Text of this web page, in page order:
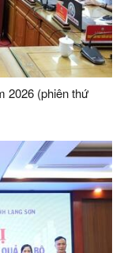
2026 (phiên thứ